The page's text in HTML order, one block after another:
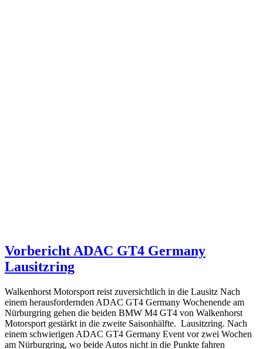
Vorbericht ADAC GT4 Germany
Lausitzring
Walkenhorst Motorsport reist zuversichtlich in die Lausitz Nach
einem herausfordernden ADAC GT4 Germany Wochenende am
Nürburgring gehen die beiden BMW M4 GT4 von Walkenhorst
Motorsport gestärkt in die zweite Saisonhälfte. Lausitzring. Nach
einem schwierigen ADAC GT4 Germany Event vor zwei Wochen
am Nürburgring, wo beide Autos nicht in die Punkte fahren